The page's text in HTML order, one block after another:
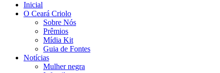
Inicial
O Ceará Criolo
Sobre Nós
Prêmios
Mídia Kit
Guia de Fontes
Notícias
Mulher negra